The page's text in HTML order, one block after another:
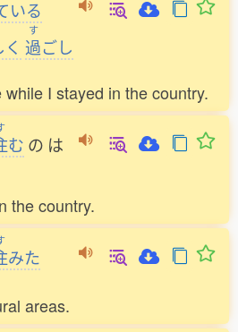
いる
く
す
過ごし
I stayed in the country.
む の は
the country.
みた
areas.